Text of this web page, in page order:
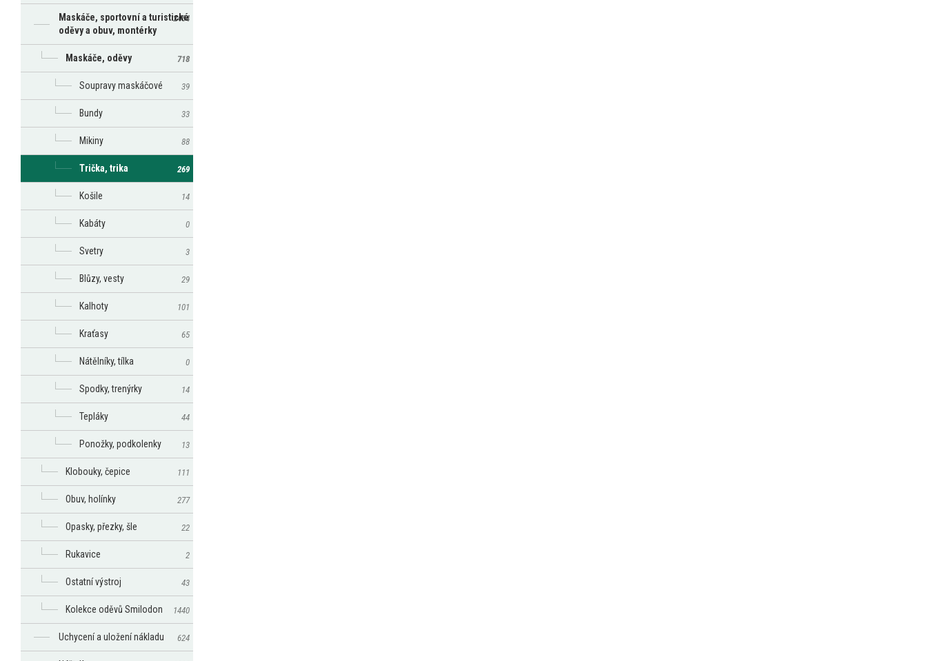
Maskáče, sportovní a turistické
oděvy a obuv, montérky
2464
Maskáče, oděvy 718
Soupravy maskáčové 39
Bundy 33
Mikiny 88
Trička, trika 269
Košile 14
Kabáty 0
Svetry 3
Blůzy, vesty 29
Kalhoty 101
Kraťasy 65
Nátělníky, tílka 0
Spodky, trenýrky 14
Tepláky 44
Ponožky, podkolenky 13
Klobouky, čepice 111
Obuv, holínky 277
Opasky, přezky, šle 22
Rukavice 2
Ostatní výstroj 43
Kolekce oděvů Smilodon 1440
Uchycení a uložení nákladu 624